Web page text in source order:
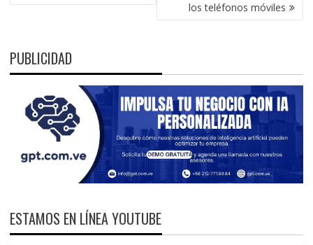
los teléfonos móviles
PUBLICIDAD
ESTAMOS EN LÍNEA YOUTUBE